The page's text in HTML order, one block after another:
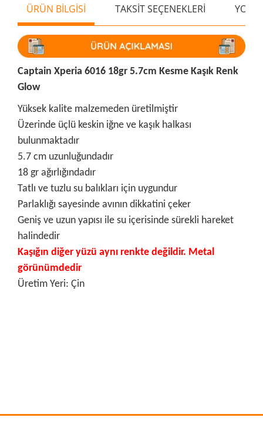
ÜRÜN BİLGİSİ TAKSİT SEÇENEKLERİ
Captain Xperia 6016 18gr 5.7cm Kesme Kaşık Renk
Glow
Yüksek kalite malzemeden üretilmiştir
Üzerinde üçlü keskin iğne ve kaşık halkası
bulunmaktadır
5.7 cm uzunluğundadır
18 gr ağırlığındadır
Tatlı ve tuzlu su balıkları için uygundur
Parlaklığı sayesinde avının dikkatini çeker
Geniş ve uzun yapısı ile su içerisinde sürekli hareket
halindedir
Kaşığın diğer yüzü aynı renkte değildir. Metal
görünümdedir
Üretim Yeri: Çin
Ürün açıklamasında eksik bilgiler bulunuyor.